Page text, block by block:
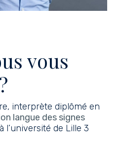
vous
interprète diplômé en
langue des signes
l’université de Lille 3